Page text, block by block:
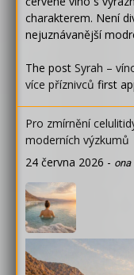
charakterem. Není
nejuznávanější
The post Syrah –
více příznivců first
Pro zmírnění
moderních výzkumů
24 června 2026 - ona